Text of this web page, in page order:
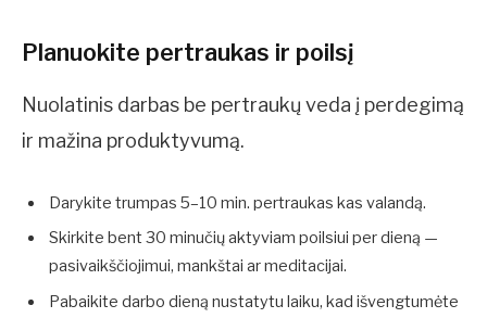
Planuokite pertraukas ir poilsį
Nuolatinis darbas be pertraukų veda į perdegimą
ir mažina produktyvumą.
Darykite trumpas 5–10 min. pertraukas kas valandą.
Skirkite bent 30 minučių aktyviam poilsiui per dieną —
pasivaikščiojimui, mankštai ar meditacijai.
Pabaikite darbo dieną nustatytu laiku, kad išvengtumėte